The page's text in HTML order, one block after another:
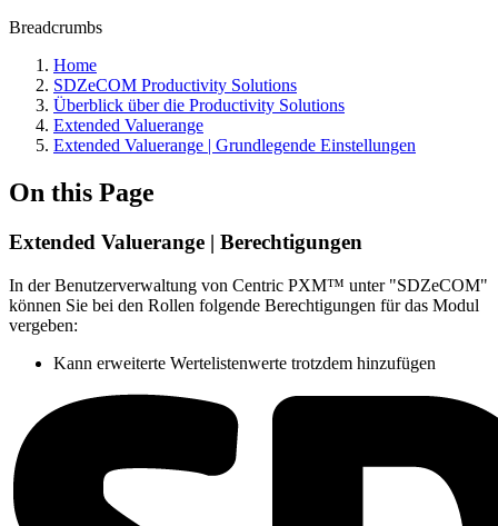
Breadcrumbs
Home
SDZeCOM Productivity Solutions
Überblick über die Productivity Solutions
Extended Valuerange
Extended Valuerange | Grundlegende Einstellungen
On this Page
Extended Valuerange | Berechtigungen
In der Benutzerverwaltung von Centric PXM™ unter "SDZeCOM"
können Sie bei den Rollen folgende Berechtigungen für das Modul
vergeben:
Kann erweiterte Wertelistenwerte trotzdem hinzufügen